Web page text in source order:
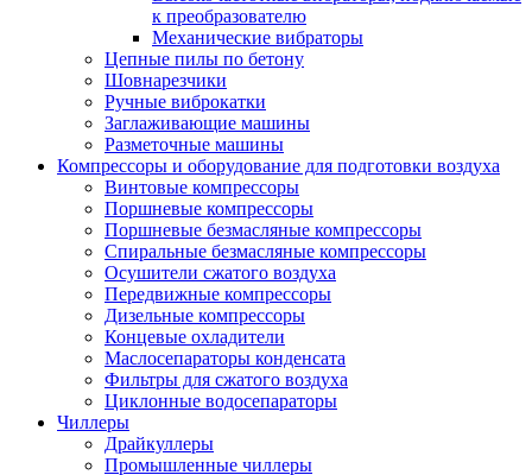
к преобразователю
Механические вибраторы
Цепные пилы по бетону
Шовнарезчики
Ручные виброкатки
Заглаживающие машины
Разметочные машины
Компрессоры и оборудование для подготовки воздуха
Винтовые компрессоры
Поршневые компрессоры
Поршневые безмасляные компрессоры
Спиральные безмасляные компрессоры
Осушители сжатого воздуха
Передвижные компрессоры
Дизельные компрессоры
Концевые охладители
Маслосепараторы конденсата
Фильтры для сжатого воздуха
Циклонные водосепараторы
Чиллеры
Драйкуллеры
Промышленные чиллеры